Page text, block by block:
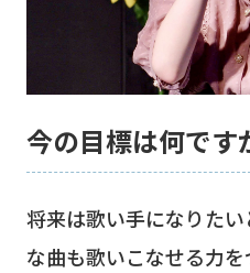
今の目標は何です
将来は歌い手になりた
な曲も歌いこなせる力